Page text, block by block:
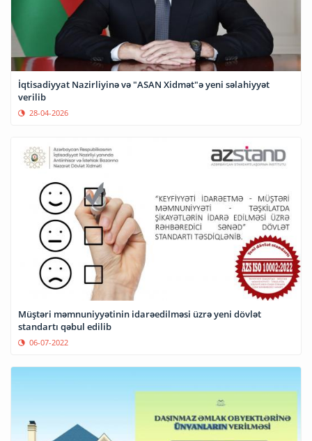
İqtisadiyyat Nazirliyinə və "ASAN Xidmət"ə yeni səlahiyyət
verilib
28-04-2026
Müştəri məmnuniyyətinin idarəedilməsi üzrə yeni dövlət
standartı qəbul edilib
06-07-2022